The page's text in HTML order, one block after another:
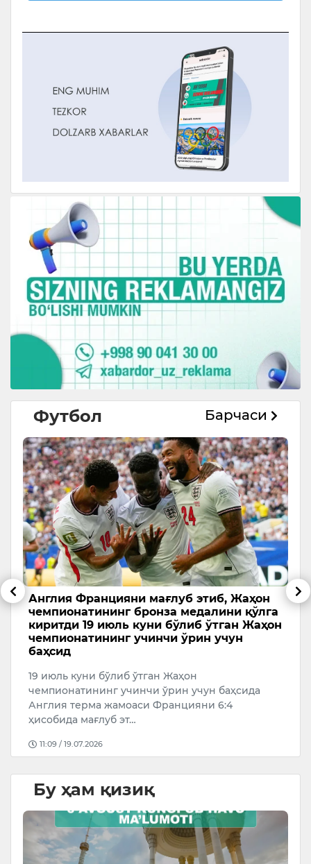
Футбол Барчаси
Англия Францияни мағлуб этиб, Жаҳон
чемпионатининг бронза медалини қўлга
киритди 19 июль куни бўлиб ўтган Жаҳон
чемпионатининг учинчи ўрин учун
баҳсид
19 июль куни бўлиб ўтган Жаҳон
чемпионатининг учинчи ўрин учун баҳсида
Англия терма жамоаси Францияни 6:4
ҳисобида мағлуб эт…
11:09 / 19.07.2026
Бу ҳам қизиқ